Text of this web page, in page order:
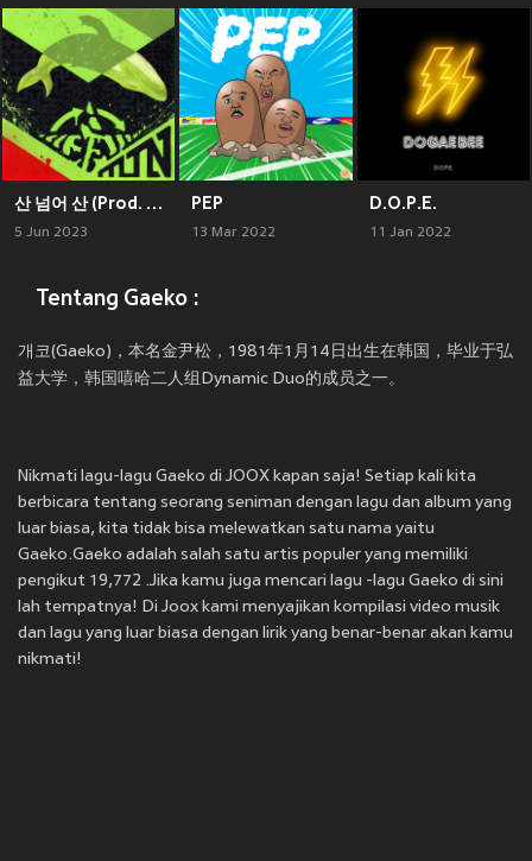
산 넘어 산 (Prod. dress) (Over The Mountain)
5 Jun 2023
PEP
13 Mar 2022
D.O.P.E.
11 Jan 2022
Tentang Gaeko :
개코(Gaeko)，本名金尹松，1981年1月14日出生在韩国，毕业于弘
益大学，韩国嘻哈二人组Dynamic Duo的成员之一。
Nikmati lagu-lagu Gaeko di JOOX kapan saja! Setiap kali kita
berbicara tentang seorang seniman dengan lagu dan album yang
luar biasa, kita tidak bisa melewatkan satu nama yaitu
Gaeko.Gaeko adalah salah satu artis populer yang memiliki
pengikut 19,772 .Jika kamu juga mencari lagu -lagu Gaeko di sini
lah tempatnya! Di Joox kami menyajikan kompilasi video musik
dan lagu yang luar biasa dengan lirik yang benar-benar akan kamu
nikmati!